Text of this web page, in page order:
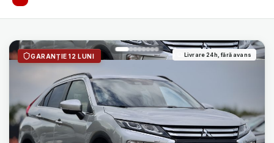
GARANȚIE 12 LUNI Livrare 24h, fără avans